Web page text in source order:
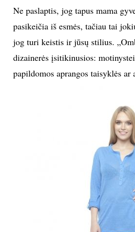
Ne paslaptis, jog tapus mama
pasikeičia iš esmės, tačiau tai
jog turi keistis ir jūsų stilius.
dizainerės įsitikinusios:
papildomos aprangos taisyklės ar